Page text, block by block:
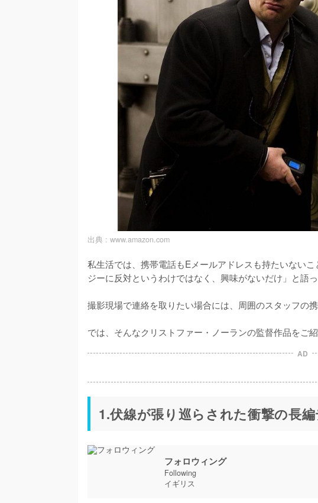
出典 : www.amazon.com
私生活では、携帯電話もEメールアドレスも持たいない
ジーに反対というわけではなく、興味がないだけ」と語っ
撮影現場で連絡を取りたい場合には、周囲のスタッフの
では、そんなクリストファー・ノーランの監督作品をご紹
AD
1.伏線が張り巡らされた衝撃の長
フォロウィング
Following
イギリス